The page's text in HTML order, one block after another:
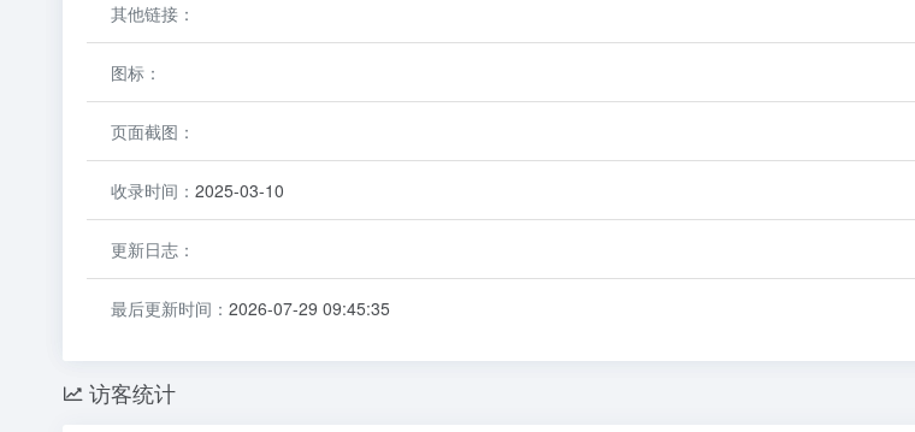
其他链接：
图标：
页面截图：
收录时间： 2025-03-10
更新日志：
最后更新时间： 2026-07-29 09:45:35
访客统计